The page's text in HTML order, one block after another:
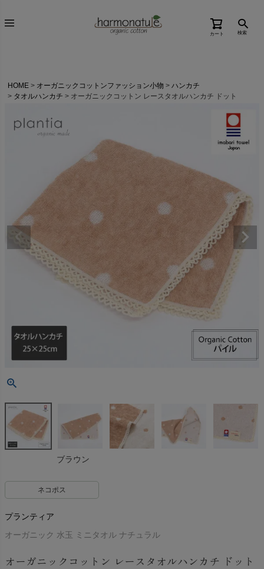
カート 検索
HOME オーガニックコットンファッション小物
ハンカチ
タオルハンカチ
オーガニックコットン レースタオルハンカチ ドット
ブラウン
ネコポス
プランティア
オーガニック 水玉 ミニタオル ナチュラル
オーガニックコットン レースタオルハンカチ ドット